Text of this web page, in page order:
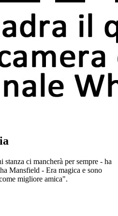
ci mancherà per sempre - ha
Mansfield - Era magica e sono
migliore amica".